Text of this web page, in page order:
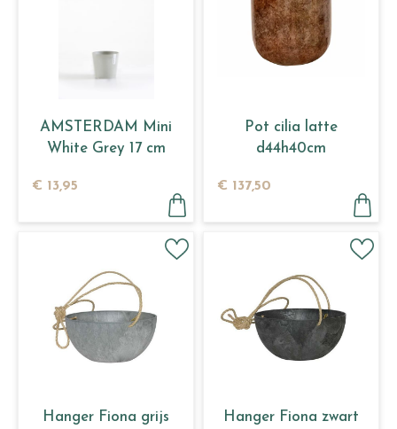
AMSTERDAM Mini
White Grey 17 cm
€ 13,95
Pot cilia latte
d44h40cm
€ 137,50
Hanger Fiona grijs
Hanger Fiona zwart